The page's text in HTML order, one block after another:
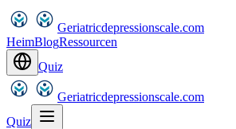
Geriatricdepressionscale.com
HeimBlogRessourcen
Quiz
Geriatricdepressionscale.com
Quiz